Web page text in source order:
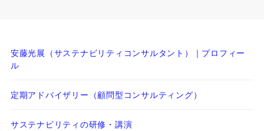
安藤光展（サステナビリティコンサルタント）｜プロフィー
ル
定期アドバイザリー（顧問型コンサルティング）
サステナビリティの研修・講演